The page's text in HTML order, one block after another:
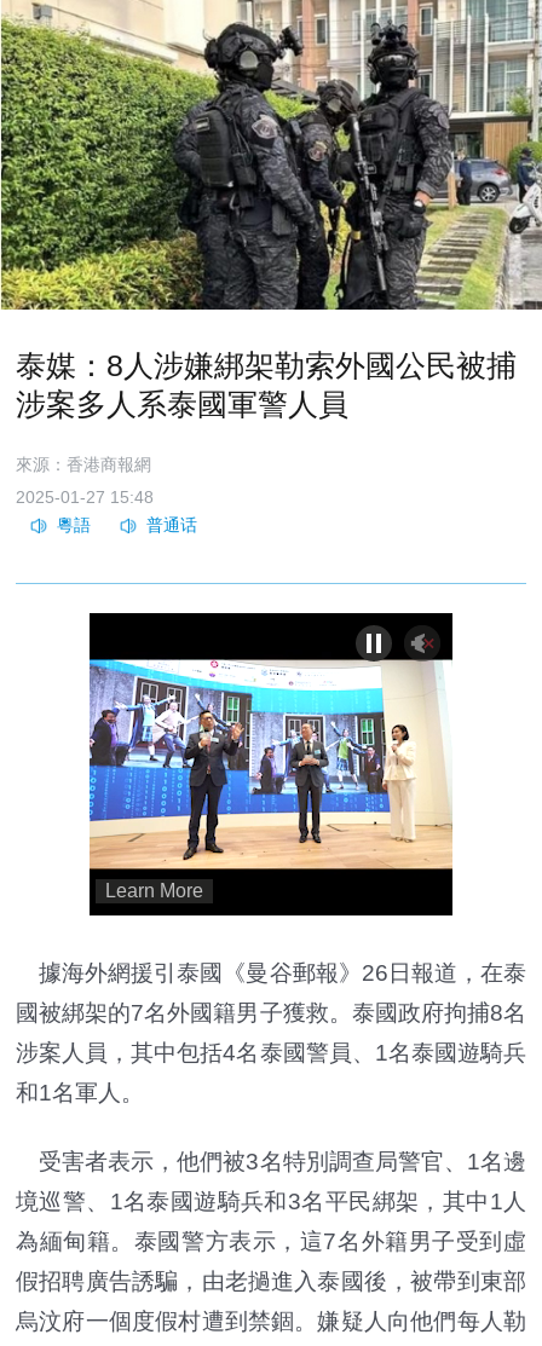
泰媒：8人涉嫌綁架勒索外國公民被捕
涉案多人系泰國軍警人員
來源：香港商報網
2025-01-27 15:48
據海外網援引泰國《曼谷郵報》26日報道，在泰
國被綁架的7名外國籍男子獲救。泰國政府拘捕8名
涉案人員，其中包括4名泰國警員、1名泰國遊騎兵
和1名軍人。
受害者表示，他們被3名特別調查局警官、1名邊
境巡警、1名泰國遊騎兵和3名平民綁架，其中1人
為緬甸籍。泰國警方表示，這7名外籍男子受到虛
假招聘廣告誘騙，由老撾進入泰國後，被帶到東部
烏汶府一個度假村遭到禁錮。嫌疑人向他們每人勒